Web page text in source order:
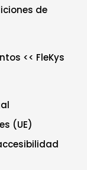
de
<< FleKys
(UE)